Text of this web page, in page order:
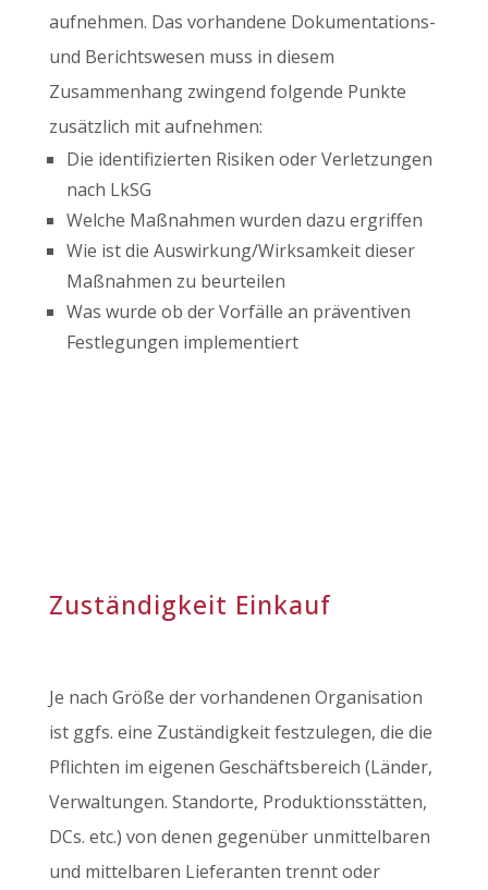
aufnehmen. Das vorhandene Dokumentations-
und Berichtswesen muss in diesem
Zusammenhang zwingend folgende Punkte
zusätzlich mit aufnehmen:
Die identifizierten Risiken oder Verletzungen
nach LkSG
Welche Maßnahmen wurden dazu ergriffen
Wie ist die Auswirkung/Wirksamkeit dieser
Maßnahmen zu beurteilen
Was wurde ob der Vorfälle an präventiven
Festlegungen implementiert
Zuständigkeit Einkauf
Je nach Größe der vorhandenen Organisation
ist ggfs. eine Zuständigkeit festzulegen, die die
Pflichten im eigenen Geschäftsbereich (Länder,
Verwaltungen. Standorte, Produktionsstätten,
DCs. etc.) von denen gegenüber unmittelbaren
und mittelbaren Lieferanten trennt oder